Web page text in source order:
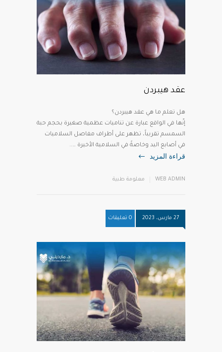
عقد هيبردن
إنّها في الواقع عبارة عن تناميات عظمية صغيرة بحجم حبة
السمسم تقريباً، تظهر على أطراف مفاصل السلاميات
في أصابع اليد وخاصةً في السلامية الأخيرة …..
قراءة المزيد
WEB ADMIN معلومة طبية
27 مارس، 2023 0 تعليقات